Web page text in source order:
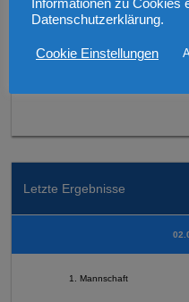
Letzte Ergebnisse
1. Mannschaft
Informationen zu Cookies
Datenschutzerklärung.
Cookie Einstellungen